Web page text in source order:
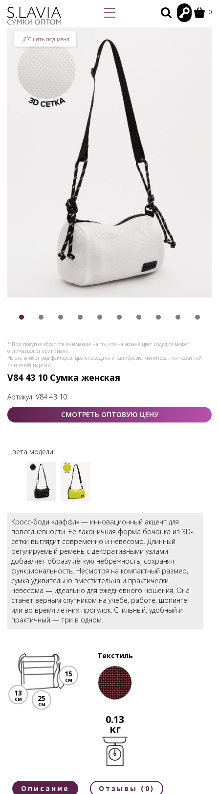
0
* При покупке обратите внимание на то, что на экране цвет изделия может
отличаться от оригинала.
На это влияет ряд факторов: цветопередача и калибровка монитора, тон кожи той
или иной партии.
Сшить под меня
V84 43 10 Сумка женская
Артикул: V84 43 10
СМОТРЕТЬ ОПТОВУЮ ЦЕНУ
Цвета модели:
Кросс-боди «даффл» — инновационный акцент для
повседневности. Её лаконичная форма бочонка из 3D-
сетки выглядит современно и невесомо. Длинный
регулируемый ремень с декоративными узлами
добавляет образу лёгкую небрежность, сохраняя
функциональность. Несмотря на компактный размер,
сумка удивительно вместительна и практически
невесома — идеально для ежедневного ношения. Она
станет верным спутником на учебе, работе, шопинге
или во время летних прогулок. Стильный, удобный и
практичный — три в одном.
13
см
15
см
25
см
Текстиль
0.13
кг
Описание Отзывы (0)